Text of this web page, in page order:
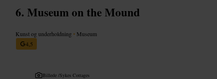
Museum on the Mound
Kunst og underholdning • Museum
4,5
Billede /Sykes Cottages